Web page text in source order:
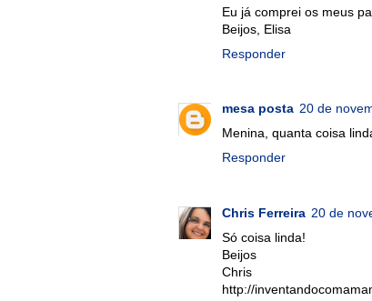
Eu já comprei os meus
Beijos, Elisa
Responder
mesa posta 20 de
Menina, quanta coisa
Responder
Chris Ferreira 20 de
Só coisa linda!
Beijos
Chris
http://